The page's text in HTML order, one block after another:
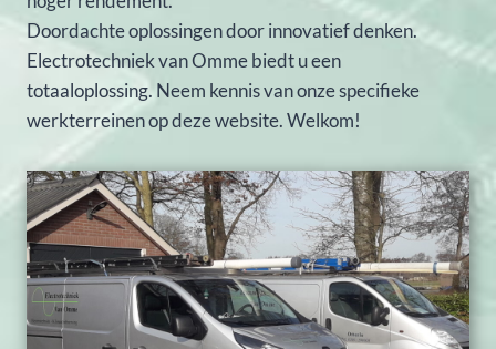
Doordachte oplossingen door innovatief denken.
Electrotechniek van Omme biedt u een
totaaloplossing. Neem kennis van onze specifieke
werkterreinen op deze website. Welkom!